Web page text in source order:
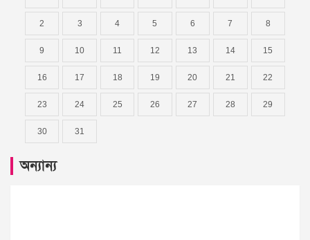
2 3 4 5 6 7 8
9 10 11 12 13 14 15
16 17 18 19 20 21 22
23 24 25 26 27 28 29
30 31
অন্যান্য